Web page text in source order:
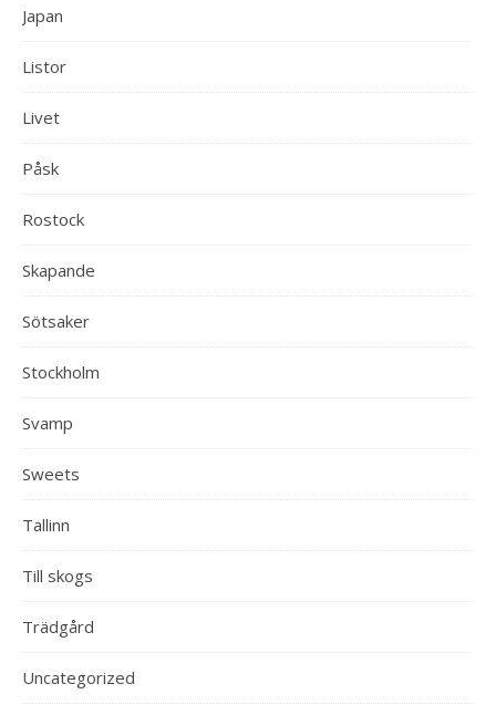
Japan
Listor
Livet
Påsk
Rostock
Skapande
Sötsaker
Stockholm
Svamp
Sweets
Tallinn
Till skogs
Trädgård
Uncategorized